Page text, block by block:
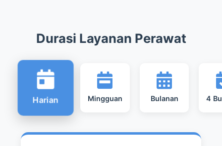
Durasi Layanan Perawat
Harian Mingguan Bulanan 4